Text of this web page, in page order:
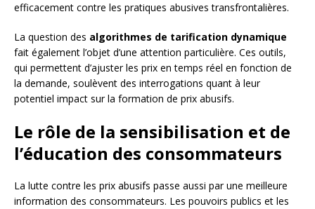
efficacement contre les pratiques abusives transfrontalières.
La question des algorithmes de tarification dynamique
fait également l’objet d’une attention particulière. Ces outils,
qui permettent d’ajuster les prix en temps réel en fonction de
la demande, soulèvent des interrogations quant à leur
potentiel impact sur la formation de prix abusifs.
Le rôle de la sensibilisation et de
l’éducation des consommateurs
La lutte contre les prix abusifs passe aussi par une meilleure
information des consommateurs. Les pouvoirs publics et les